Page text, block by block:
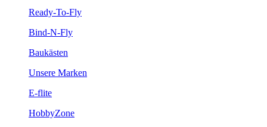
Ready-To-Fly
Bind-N-Fly
Baukästen
Unsere Marken
E-flite
HobbyZone